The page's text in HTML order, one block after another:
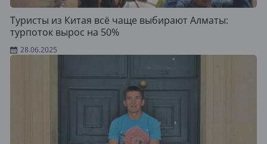
Туристы из Китая всё чаще выбирают Алматы:
турпоток вырос на 50%
28.06.2025